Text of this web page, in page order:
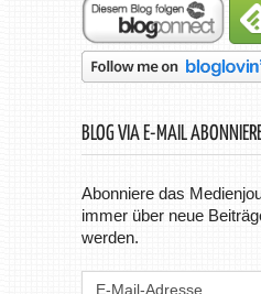
BLOG VIA E-MAIL
Abonniere das
immer über neue
werden.